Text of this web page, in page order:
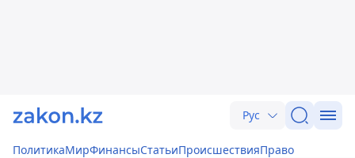
Рус
ПолитикаМирФинансыСтатьиПроисшествияПраво